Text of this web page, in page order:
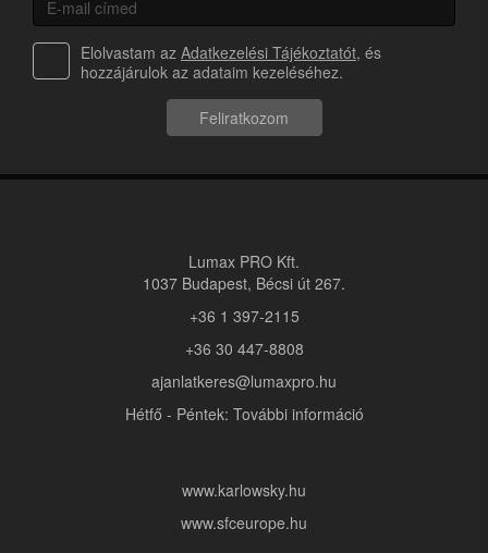
Elolvastam az Adatkezelési Tájékoztatót, és
hozzájárulok az adataim kezeléséhez.
Feliratkozom
Lumax PRO Kft.
1037 Budapest, Bécsi út 267.
+36 1 397-2115
+36 30 447-8808
ajanlatkeres@lumaxpro.hu
Hétfő - Péntek: További információ
www.karlowsky.hu
www.sfceurope.hu